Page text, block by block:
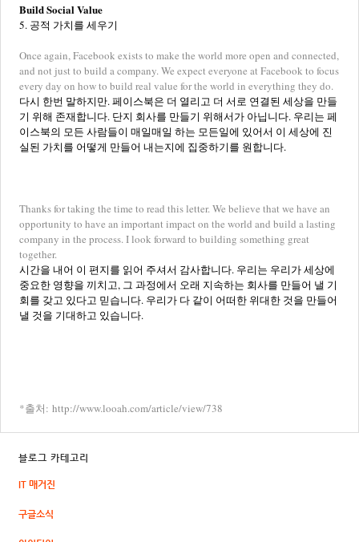
Build Social Value
5. 공적 가치를 세우기
Once again, Facebook exists to make the world more open and connected,
and not just to build a company. We expect everyone at Facebook to focus
every day on how to build real value for the world in everything they do.
다시 한번 말하지만. 페이스북은 더 열리고 더 서로 연결된 세상을 만들
기 위해 존재합니다. 단지 회사를 만들기 위해서가 아닙니다. 우리는 페
이스북의 모든 사람들이 매일매일 하는 모든일에 있어서 이 세상에 진
실된 가치를 어떻게 만들어 내는지에 집중하기를 원합니다.
Thanks for taking the time to read this letter. We believe that we have an
opportunity to have an important impact on the world and build a lasting
company in the process. I look forward to building something great
together.
시간을 내어 이 편지를 읽어 주셔서 감사합니다. 우리는 우리가 세상에
중요한 영향을 끼치고, 그 과정에서 오래 지속하는 회사를 만들어 낼 기
회를 갖고 있다고 믿습니다. 우리가 다 같이 어떠한 위대한 것을 만들어
낼 것을 기대하고 있습니다.
*출처: http://www.looah.com/article/view/738
블로그 카테고리
IT 매거진
구글소식